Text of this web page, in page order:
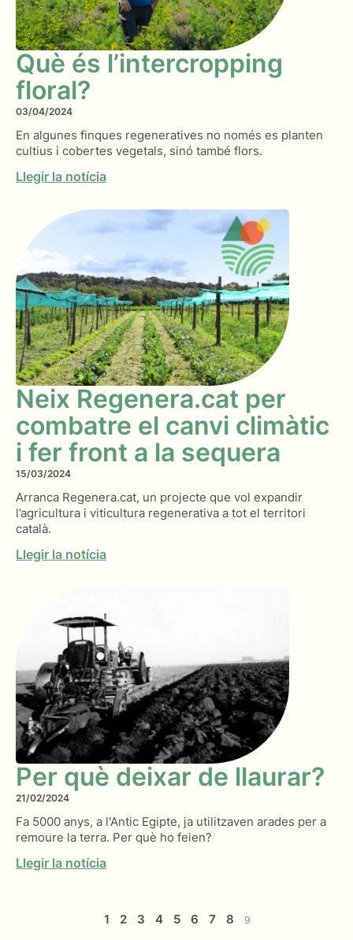
Què és l’intercropping
floral?
03/04/2024
En algunes finques regeneratives no només es planten
cultius i cobertes vegetals, sinó també flors.
Llegir la notícia
Neix Regenera.cat per
combatre el canvi climàtic
i fer front a la sequera
15/03/2024
Arranca Regenera.cat, un projecte que vol expandir
l’agricultura i viticultura regenerativa a tot el territori
català.
Llegir la notícia
Per què deixar de llaurar?
21/02/2024
Fa 5000 anys, a l'Antic Egipte, ja utilitzaven arades per a
remoure la terra. Per què ho feien?
Llegir la notícia
1 2 3 4 5 6 7 8 9